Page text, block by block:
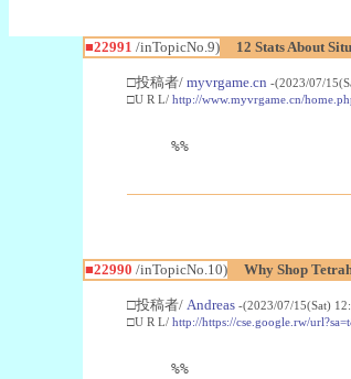
■22991 /inTopicNo.9) 12 Stats About
□投稿者/ myvrgame.cn -(2023/07/
□U R L/ http://www.myvrgame.cn/
%%
■22990 /inTopicNo.10) Why Shop
□投稿者/ Andreas -(2023/07/15(Sat)
□U R L/ http://https://cse.google.rw/
%%